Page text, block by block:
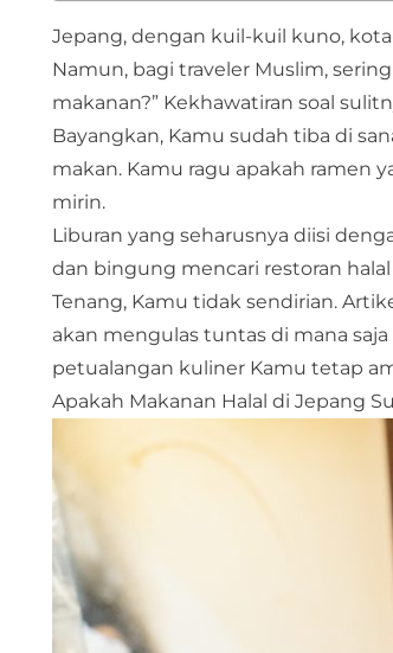
Jepang, dengan kuil-kuil kuno,
Namun, bagi traveler Muslim,
makanan?” Kekhawatiran soal
Bayangkan, Kamu sudah tiba di
makan. Kamu ragu apakah ramen
mirin.
Liburan yang seharusnya diisi
dan bingung mencari restoran
Tenang, Kamu tidak sendirian.
akan mengulas tuntas di mana
petualangan kuliner Kamu tetap
Apakah Makanan Halal di Jepang